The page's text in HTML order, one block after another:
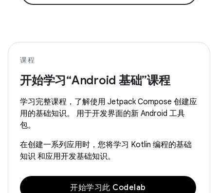
课程
开始学习“Android 基础”课程
学习完整课程，了解使用 Jetpack Compose 创建应
用的基础知识。 用于开发界面的新 Android 工具
包。
在创建一系列应用时，您将学习 Kotlin 编程的基础
知识 和应用开发基础知识。
开始学习此 Codelab